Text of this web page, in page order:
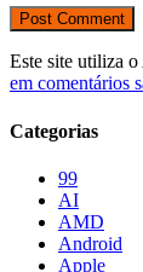
Este site utiliza
em comentários
Categorias
99
AI
AMD
Android
Apple